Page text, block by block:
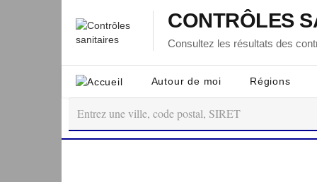
CONTRÔLES
Consultez les résultats des
Autour de moi Régions